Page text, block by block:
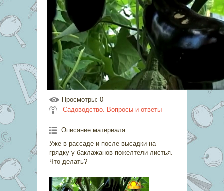
Просмотры: 0
Садоводство. Вопросы и ответы
Описание материала:
Уже в рассаде и после высадки на
грядку у баклажанов пожелтели листья.
Что делать?